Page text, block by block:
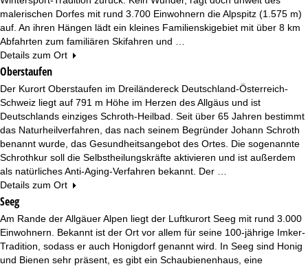
malerischen Dorfes mit rund 3.700 Einwohnern die Alpspitz (1.575 m)
auf. An ihren Hängen lädt ein kleines Familienskigebiet mit über 8 km
Abfahrten zum familiären Skifahren und …
Details zum Ort
Oberstaufen
Der Kurort Oberstaufen im Dreiländereck Deutschland-Österreich-
Schweiz liegt auf 791 m Höhe im Herzen des Allgäus und ist
Deutschlands einziges Schroth-Heilbad. Seit über 65 Jahren bestimmt
das Naturheilverfahren, das nach seinem Begründer Johann Schroth
benannt wurde, das Gesundheitsangebot des Ortes. Die sogenannte
Schrothkur soll die Selbstheilungskräfte aktivieren und ist außerdem
als natürliches Anti-Aging-Verfahren bekannt. Der …
Details zum Ort
Seeg
Am Rande der Allgäuer Alpen liegt der Luftkurort Seeg mit rund 3.000
Einwohnern. Bekannt ist der Ort vor allem für seine 100-jährige Imker-
Tradition, sodass er auch Honigdorf genannt wird. In Seeg sind Honig
und Bienen sehr präsent, es gibt ein Schaubienenhaus, eine